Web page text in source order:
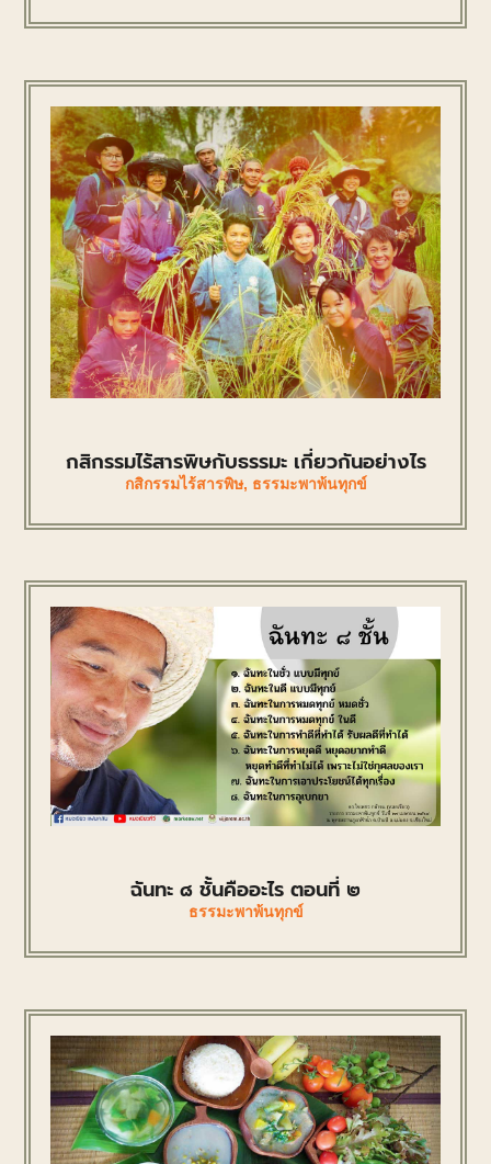
กสิกรรมไร้สารพิษกับธรรมะ เกี่ยวกันอย่างไร
กสิกรรมไร้สารพิษ, ธรรมะพาพ้นทุกข์
ฉันทะ ๘ ชั้นคืออะไร ตอนที่ ๒
ธรรมะพาพ้นทุกข์